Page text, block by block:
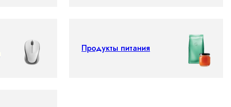
Продукты питания